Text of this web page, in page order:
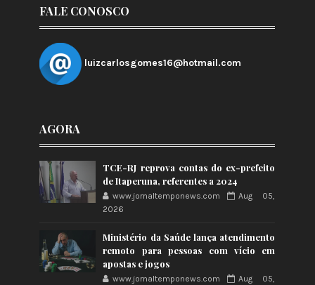
FALE CONOSCO
luizcarlosgomes16@hotmail.com
AGORA
TCE-RJ reprova contas do ex-prefeito
de Itaperuna, referentes a 2024
www.jornaltemponews.com
Aug 05,
2026
Ministério da Saúde lança atendimento
remoto para pessoas com vício em
apostas e jogos
www.jornaltemponews.com
Aug 05,